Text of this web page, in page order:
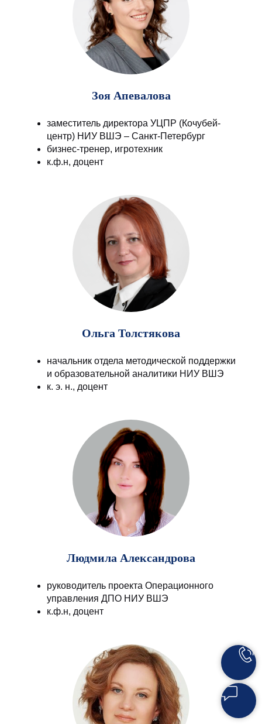
Зоя Апевалова
заместитель директора УЦПР (Кочубей-
центр) НИУ ВШЭ – Санкт-Петербург
бизнес-тренер, игротехник
к.ф.н, доцент
Ольга Толстякова
начальник отдела методической поддержки
и образовательной аналитики НИУ ВШЭ
к. э. н., доцент
Людмила Александрова
руководитель проекта Операционного
управления ДПО НИУ ВШЭ
к.ф.н, доцент